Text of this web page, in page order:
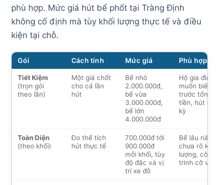
phù hợp. Mức giá hút bể phốt tại Tràng Định
không cố định mà tùy khối lượng thực tế và điều
kiện tại chỗ.
Gói Cách tính Mức giá Phù hợp
Tiết Kiệm
(trọn gói
theo lần)
Một giá chốt
cho cả lần
hút
Bể nhỏ
2.000.000đ,
bể vừa
3.000.000đ,
bể lớn
4.000.000đ
Hộ gia đình
muốn biết
trước tổng
tiền, hút
kỳ
Toàn Diện
(theo khối)
Đo thể tích
hút thực tế
700.000đ tới
900.000đ
mỗi khối, tùy
độ đặc và vị
trí xe đỗ
Bể lâu năm
chưa rõ khối
lượng, công
trình cỡ vừa